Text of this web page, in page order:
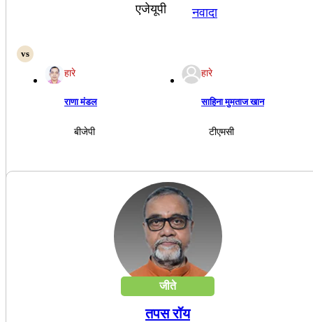
एजेयूपी नवादा
हारे
राणा मंडल
बीजेपी
हारे
साहिना मुमताज खान
टीएमसी
जीते
तपस रॉय